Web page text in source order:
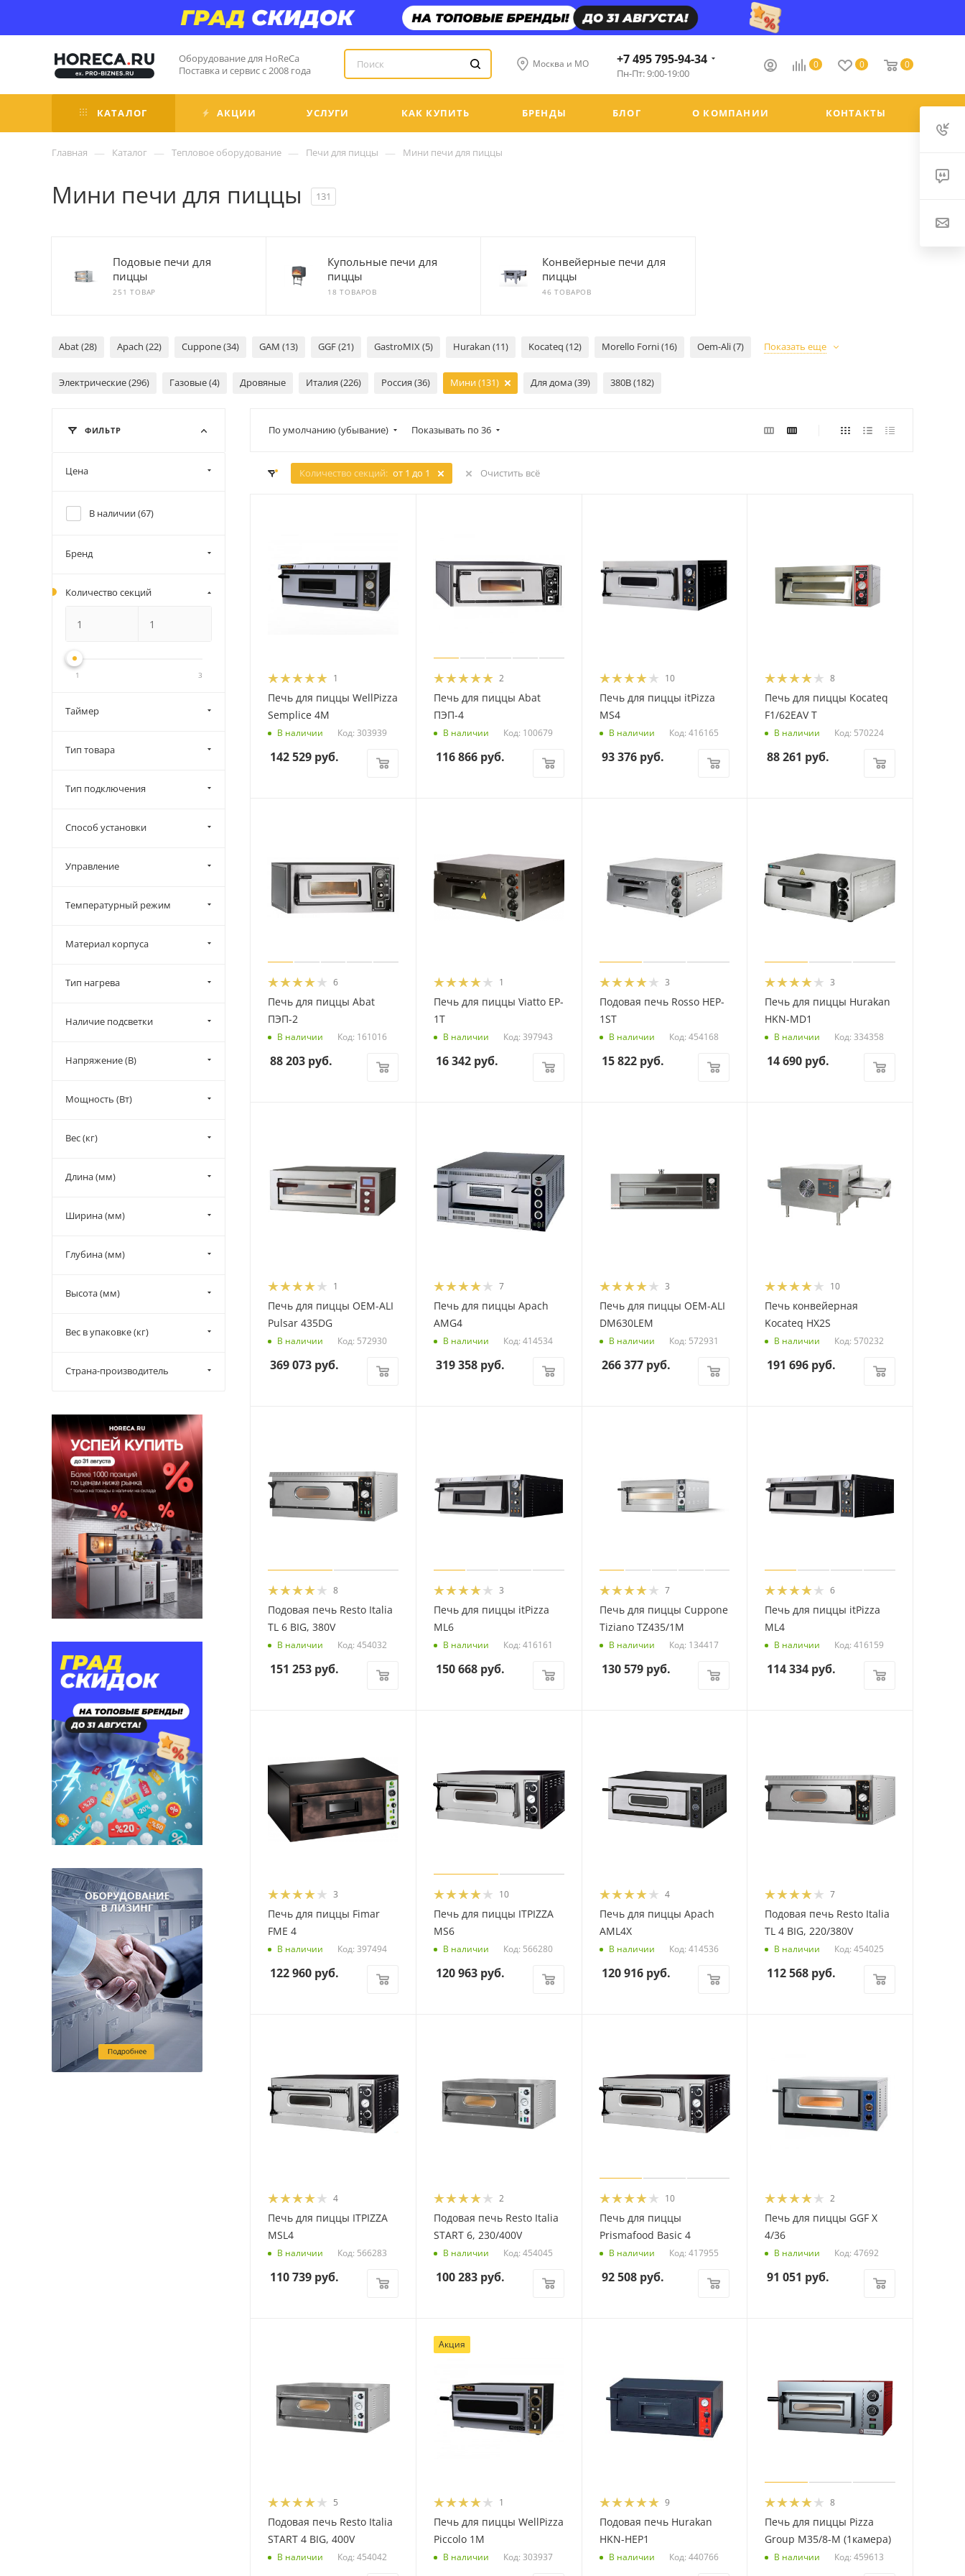
Оборудование для HoReCa
Поставка и сервис с 2008 года
Москва и МО 0 0 0
+7 495 795-94-34
Пн-Пт: 9:00-19:00
КАТАЛОГ АКЦИИ УСЛУГИ КАК КУПИТЬ БРЕНДЫ БЛОГ О КОМПАНИИ КОНТАКТЫ
Главная — Каталог — Тепловое оборудование — Печи для пиццы — Мини печи для пиццы
Мини печи для пиццы 131
Подовые печи для
пиццы
251 ТОВАР
Купольные печи для
пиццы
18 ТОВАРОВ
Конвейерные печи для
пиццы
46 ТОВАРОВ
Abat (28) Apach (22) Cuppone (34) GAM (13) GGF (21) GastroMIX (5) Hurakan (11) Kocateq (12) Morello Forni (16) Oem-Ali (7) Показать еще
Электрические (296) Газовые (4) Дровяные Италия (226) Россия (36) Мини (131) Для дома (39) 380В (182)
По умолчанию (убывание) Показывать по 36
Количество секций: от 1 до 1 Очистить всё
1
Печь для пиццы WellPizza
Semplice 4M
В наличии Код: 303939
142 529 руб.
2
Печь для пиццы Abat
ПЭП-4
В наличии Код: 100679
116 866руб.
10
Печь для пиццы itPizza
MS4
В наличии Код: 416165
93 376руб.
8
Печь для пиццы Kocateq
F1/62EAV T
В наличии Код: 570224
88 261 руб.
6
Печь для пиццы Abat
ПЭП-2
В наличии Код: 161016
88 203 руб.
1
Печь для пиццы Viatto EP-
1T
В наличии Код: 397943
16 342руб.
3
Подовая печь Rosso HEP-
1ST
В наличии Код: 454168
15 822руб.
3
Печь для пиццы Hurakan
HKN-MD1
В наличии Код: 334358
14 690 руб.
1
Печь для пиццы OEM-ALI
Pulsar 435DG
В наличии Код: 572930
369 073 руб.
7
Печь для пиццы Apach
AMG4
В наличии Код: 414534
319 358руб.
3
Печь для пиццы OEM-ALI
DM630LEM
В наличии Код: 572931
266 377руб.
10
Печь конвейерная
Kocateq HX2S
В наличии Код: 570232
191 696 руб.
8
Подовая печь Resto Italia
TL 6 BIG, 380V
В наличии Код: 454032
151 253 руб.
3
Печь для пиццы itPizza
ML6
В наличии Код: 416161
150 668руб.
7
Печь для пиццы Cuppone
Tiziano TZ435/1M
В наличии Код: 134417
130 579руб.
6
Печь для пиццы itPizza
ML4
В наличии Код: 416159
114 334 руб.
3
Печь для пиццы Fimar
FME 4
В наличии Код: 397494
122 960 руб.
10
Печь для пиццы ITPIZZA
MS6
В наличии Код: 566280
120 963руб.
4
Печь для пиццы Apach
AML4X
В наличии Код: 414536
120 916руб.
7
Подовая печь Resto Italia
TL 4 BIG, 220/380V
В наличии Код: 454025
112 568 руб.
4
Печь для пиццы ITPIZZA
MSL4
В наличии Код: 566283
110 739 руб.
2
Подовая печь Resto Italia
START 6, 230/400V
В наличии Код: 454045
100 283руб.
10
Печь для пиццы
Prismafood Basic 4
В наличии Код: 417955
92 508руб.
2
Печь для пиццы GGF Х
4/36
В наличии Код: 47692
91 051 руб.
5
Подовая печь Resto Italia
START 4 BIG, 400V
В наличии Код: 454042
Акция
1
Печь для пиццы WellPizza
Piccolo 1M
В наличии Код: 303937
9
Подовая печь Hurakan
HKN-HEP1
В наличии Код: 440766
8
Печь для пиццы Pizza
Group M35/8-M (1камера)
В наличии Код: 459613
ФИЛЬТР
Цена
В наличии (67)
Бренд
Количество секций
1 3
Таймер
Тип товара
Тип подключения
Способ установки
Управление
Температурный режим
Материал корпуса
Тип нагрева
Наличие подсветки
Напряжение (В)
Мощность (Вт)
Вес (кг)
Длина (мм)
Ширина (мм)
Глубина (мм)
Высота (мм)
Вес в упаковке (кг)
Страна-производитель